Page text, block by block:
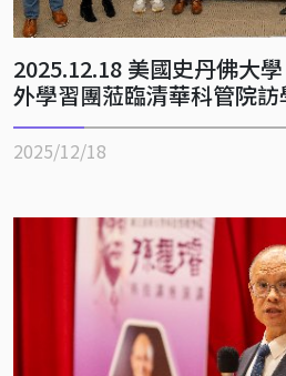
2025.12.18 美國史丹佛大
外學習團蒞臨清華科管院訪
2025/12/18